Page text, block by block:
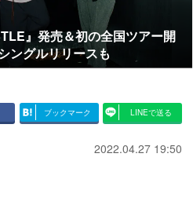
』発売＆初の全国ツアー開
ングルリリースも
ブックマーク LINEで送る
2022.04.27 19:50